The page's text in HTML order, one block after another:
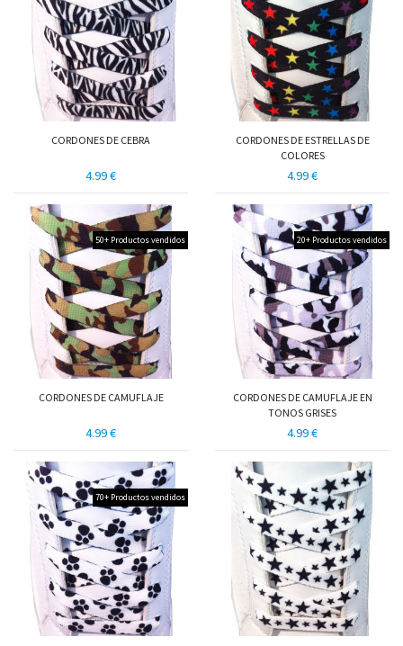
CORDONES DE CEBRA
4.99 €
CORDONES DE ESTRELLAS DE
COLORES
4.99 €
50+ Productos vendidos
CORDONES DE CAMUFLAJE
4.99 €
20+ Productos vendidos
CORDONES DE CAMUFLAJE EN
TONOS GRISES
4.99 €
70+ Productos vendidos